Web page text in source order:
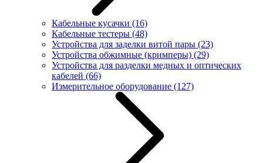
Кабельные кусачки (16)
Кабельные тестеры (48)
Устройства для заделки витой пары (23)
Устройства обжимные (кримперы) (29)
Устройства для разделки медных и оптических
кабелей (66)
Измерительное оборудование (127)